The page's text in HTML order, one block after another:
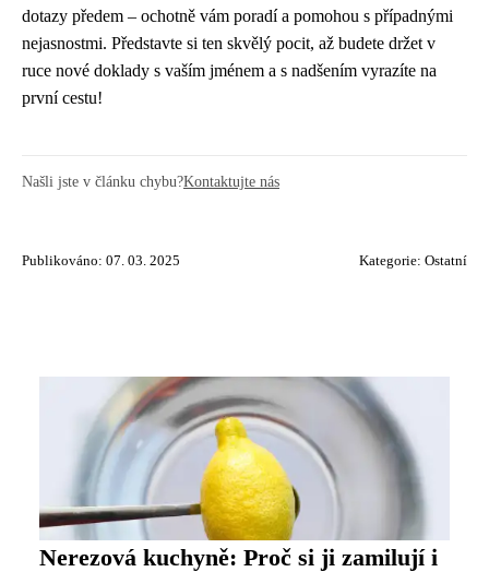
dotazy předem – ochotně vám poradí a pomohou s případnými
nejasnostmi. Představte si ten skvělý pocit, až budete držet v
ruce nové doklady s vaším jménem a s nadšením vyrazíte na
první cestu!
Našli jste v článku chybu?Kontaktujte nás
Publikováno: 07. 03. 2025 Kategorie: Ostatní
Nerezová kuchyně: Proč si ji zamilují i